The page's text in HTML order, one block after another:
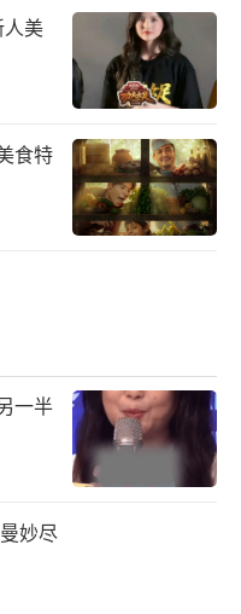
一半出现意外，静
悬挂在半空中，
弟打闹的姐姐当场
哥会作何反应？虎
室众人纷纷感动不
奖二哥勇敢。
络联合播出。 （责任
美
食特
一半
妙尽